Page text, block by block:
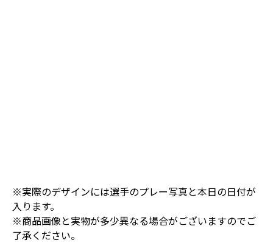
※実際のデザインには選手のプレー写真と本日の日付が
入ります。
※商品画像と実物が多少異なる場合がございますのでご
了承ください。